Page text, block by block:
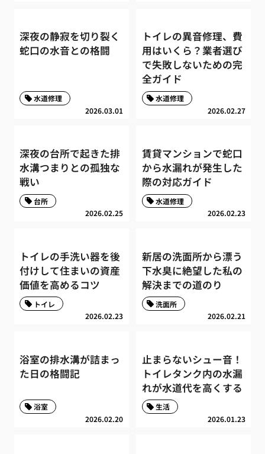
深夜の静寂を切り裂く
蛇口の水音との格闘
2026.03.01
水道修理
トイレの異音修理、費
用はいくら？業者選び
で失敗しないための完
全ガイド
2026.02.27
水道修理
深夜の台所で起きた排
水溝つまりとの孤独な
戦い
2026.02.25
台所
賃貸マンションで蛇口
から水漏れが発生した
際の対応ガイド
2026.02.23
水道修理
トイレの手洗い器を後
付けして住まいの資産
価値を高めるコツ
2026.02.23
トイレ
新居の洗面所から漂う
下水臭に絶望した私の
解決までの道のり
2026.02.21
洗面所
浴室の排水溝が詰まっ
た日の格闘記
2026.02.20
浴室
止まらないシュー音！
トイレタンク内の水漏
れが水道代を高くする
2026.01.23
生活